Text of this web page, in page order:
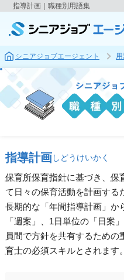
指導計画｜職種別用語集
シニアジョブエージェント
指導計画しどうけいかく
保育所保育指針に基づき、 保
て日々の保育活動を計画する
長期的な「年間指導計画」か
「週案」、1日単位の「日案
員間で方針を共有するため
育士の必須スキルとされます。